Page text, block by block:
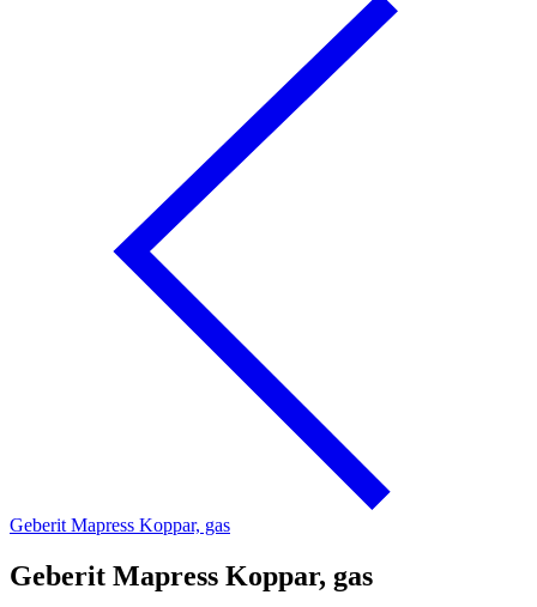
Geberit Mapress Koppar, gas
Geberit Mapress Koppar, gas